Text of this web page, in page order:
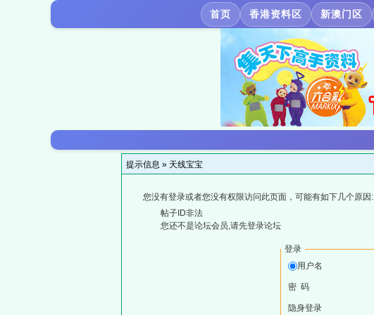
首页 香港资料区 新澳门区
提示信息 » 天线宝宝
您没有登录或者您没有权限访问此页面，可能有如下几个原因:
帖子ID非法
您还不是论坛会员,请先登录论坛
登录
用户名
密 码
隐身登录